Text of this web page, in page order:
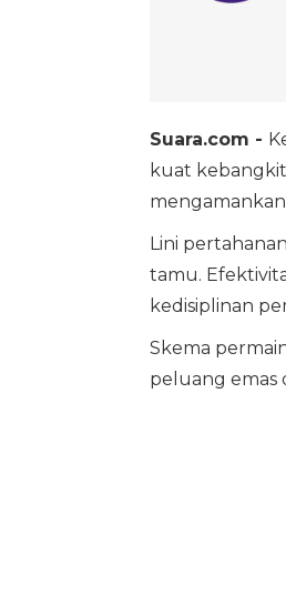
Suara.com -
kuat
Lini
tamu.
kedisiplinan
Skema
peluang emas